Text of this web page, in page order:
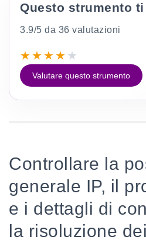
Questo strumento
3.9/5 da 36 valutazioni
★★★★ ★
Valutare questo strumento
Controllare la
generale IP, il
e i dettagli di
la risoluzione